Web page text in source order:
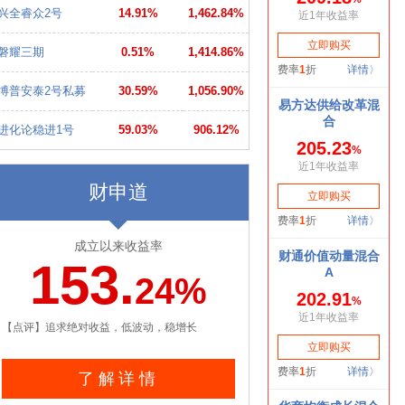
全睿众2号 14.91% 1,462.84%
耀三期 0.51% 1,414.86%
普安泰2号私募 30.59% 1,056.90%
化论稳进1号 59.03% 906.12%
财申道
成立以来收益率
153.24%
【点评】追求绝对收益，低波动，稳增长
了解详情